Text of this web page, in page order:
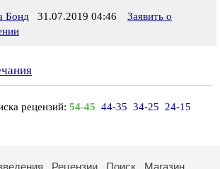
Бонд 31.07.2019 04:46
Заявить о
рецензий: 54-45 44-35 34-25
24-15
Рецензии Поиск
Магазин